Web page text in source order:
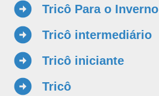
Tricô Para o Inverno
Tricô intermediário
Tricô iniciante
Tricô